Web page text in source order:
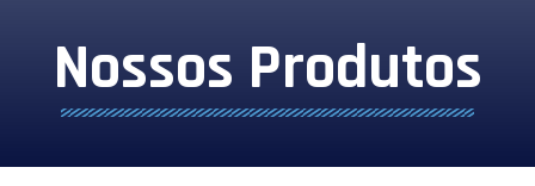
Nossos Produtos